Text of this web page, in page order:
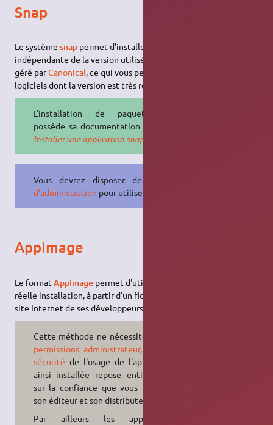
Snap
Le systèmesnap permet d'installer des logiciels de manière
indépendante de la version utilisée depuis le dépôt
géré parCanonical, ce qui vous permet aussi d'utiliser des
logiciels dont la version est très récente.
L'installation de paquet
possède sa documentation dédiée :
Installer une application snap
Vous devrez disposer des
d'administration pour utiliser
AppImage
Le formatAppImage permet d'utiliser des applications sans
réelle installation, à partir d'un fichier fourni, idéalement, sur le
site Internet de ses développeurs.
Cette méthode ne nécessite pas les
permissions administrateur, mais la
sécurité de l'usage de l'application
ainsi installée repose entièrement
sur la confiance que vous portez à
son éditeur et son distributeur.
Par ailleurs les applications